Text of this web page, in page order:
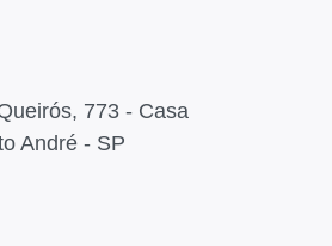
773 - Casa
André - SP